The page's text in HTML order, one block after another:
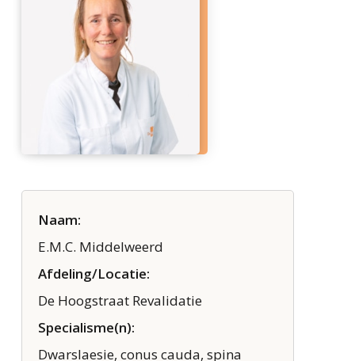
Naam:
E.M.C. Middelweerd
Afdeling/Locatie:
De Hoogstraat Revalidatie
Specialisme(n):
Dwarslaesie, conus cauda, spina